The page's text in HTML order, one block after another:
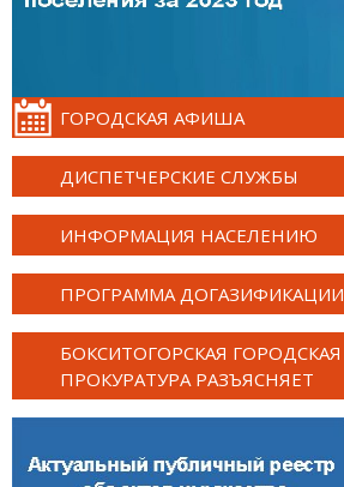
ГОРОДСКАЯ АФИША
ДИСПЕТЧЕРСКИЕ СЛУЖБЫ
ИНФОРМАЦИЯ НАСЕЛЕНИЮ
ПРОГРАММА ДОГАЗИФИКАЦИИ
БОКСИТОГОРСКАЯ ГОРОДСКАЯ
ПРОКУРАТУРА РАЗЪЯСНЯЕТ